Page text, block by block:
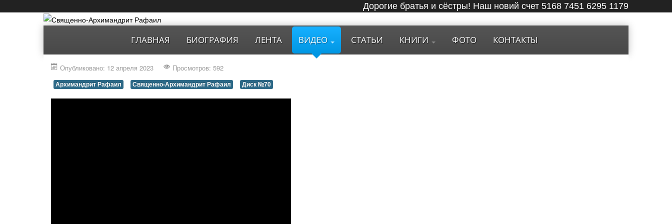
Дорогие братья и сёстры! Наш новий счет 5168 7451 6295 1179
ГЛАВНАЯ БИОГРАФИЯ ЛЕНТА ВИДЕО СТАТЬИ КНИГИ ФОТО КОНТАКТЫ
Опубликовано: 12 апреля 2023 Просмотров: 592
Архимандрит Рафаил Священно-Архимандрит Рафаил Диск №70